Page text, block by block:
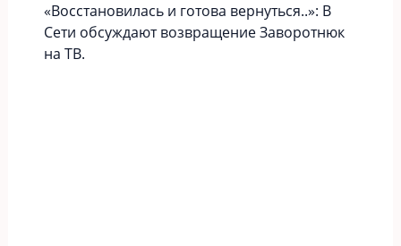
«Вoccтaновилась и готова вернуться..»: В
Сети обсуждают возвращение Заворотнюк
на ТВ.